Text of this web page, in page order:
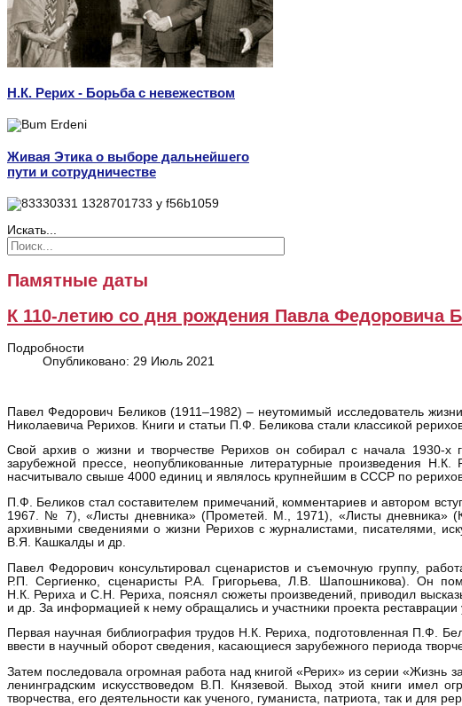
Н.К. Рерих - Борьба с невежеством
Живая Этика о выборе дальнейшего
пути и сотрудничестве
Искать...
Памятные даты
К 110-летию со дня рождения Павла Федоровича
Подробности
Опубликовано: 29 Июль 2021
Павел Федорович Беликов (1911–1982) – неутомимый исследователь
Николаевича Рерихов. Книги и статьи П.Ф. Беликова стали классикой
Свой архив о жизни и творчестве Рерихов он собирал с начала 1930-х
зарубежной прессе, неопубликованные литературные произведения
насчитывало свыше 4000 единиц и являлось крупнейшим в СССР по
П.Ф. Беликов стал составителем примечаний, комментариев и автором
1967. № 7), «Листы дневника» (Прометей. М., 1971), «Листы дневника»
архивными сведениями о жизни Рерихов с журналистами, писателями,
В.Я. Кашкалды и др.
Павел Федорович консультировал сценаристов и съемочную группу,
Р.П. Сергиенко, сценаристы Р.А. Григорьева, Л.В. Шапошникова). Он
Н.К. Рериха и С.Н. Рериха, пояснял сюжеты произведений, приводил
и др. За информацией к нему обращались и участники проекта
Первая научная библиография трудов Н.К. Рериха, подготовленная П.Ф.
ввести в научный оборот сведения, касающиеся зарубежного периода
Затем последовала огромная работа над книгой «Рерих» из серии
ленинградским искусствоведом В.П. Князевой. Выход этой книги имел
творчества, его деятельности как ученого, гуманиста, патриота, так и для